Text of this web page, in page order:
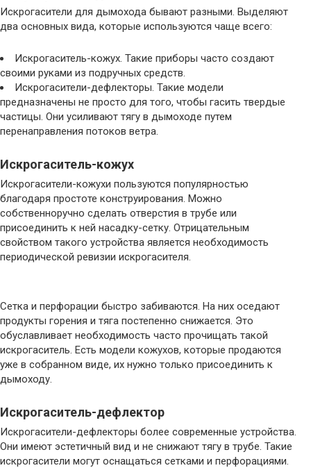
Искрогасители для дымохода бывают разными. Выделяют
два основных вида, которые используются чаще всего:
Искрогаситель-кожух. Такие приборы часто создают
своими руками из подручных средств.
Искрогасители-дефлекторы. Такие модели
предназначены не просто для того, чтобы гасить твердые
частицы. Они усиливают тягу в дымоходе путем
перенаправления потоков ветра.
Искрогаситель-кожух
Искрогасители-кожухи пользуются популярностью
благодаря простоте конструирования. Можно
собственноручно сделать отверстия в трубе или
присоединить к ней насадку-сетку. Отрицательным
свойством такого устройства является необходимость
периодической ревизии искрогасителя.
Сетка и перфорации быстро забиваются. На них оседают
продукты горения и тяга постепенно снижается. Это
обуславливает необходимость часто прочищать такой
искрогаситель. Есть модели кожухов, которые продаются
уже в собранном виде, их нужно только присоединить к
дымоходу.
Искрогаситель-дефлектор
Искрогасители-дефлекторы более современные устройства.
Они имеют эстетичный вид и не снижают тягу в трубе. Такие
искрогасители могут оснащаться сетками и перфорациями.